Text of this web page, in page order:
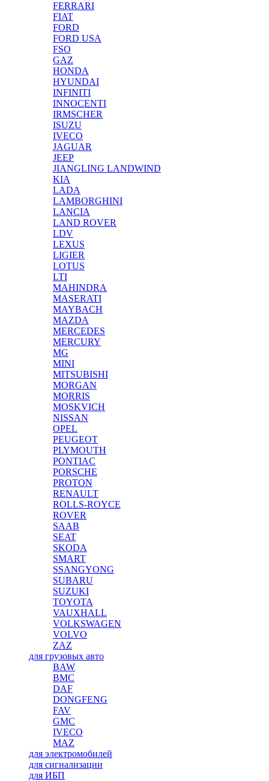
FERRARI
FIAT
FORD
FORD USA
FSO
GAZ
HONDA
HYUNDAI
INFINITI
INNOCENTI
IRMSCHER
ISUZU
IVECO
JAGUAR
JEEP
JIANGLING LANDWIND
KIA
LADA
LAMBORGHINI
LANCIA
LAND ROVER
LDV
LEXUS
LIGIER
LOTUS
LTI
MAHINDRA
MASERATI
MAYBACH
MAZDA
MERCEDES
MERCURY
MG
MINI
MITSUBISHI
MORGAN
MORRIS
MOSKVICH
NISSAN
OPEL
PEUGEOT
PLYMOUTH
PONTIAC
PORSCHE
PROTON
RENAULT
ROLLS-ROYCE
ROVER
SAAB
SEAT
SKODA
SMART
SSANGYONG
SUBARU
SUZUKI
TOYOTA
VAUXHALL
VOLKSWAGEN
VOLVO
ZAZ
для грузовых авто
BAW
BMC
DAF
DONGFENG
FAV
GMC
IVECO
MAZ
для электромобилей
для сигнализации
для ИБП